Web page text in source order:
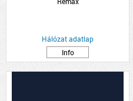
Hálózat adatlap
Info